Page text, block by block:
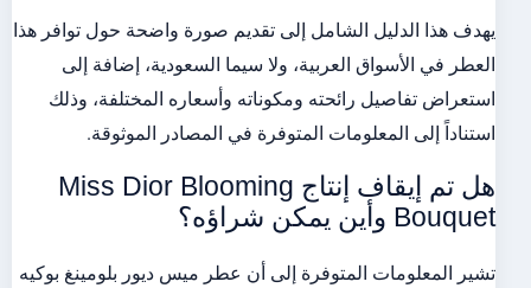
يهدف هذا الدليل الشامل إلى تقديم صورة واضحة حول توافر هذا
العطر في الأسواق العربية، ولا سيما السعودية، إضافة إلى
استعراض تفاصيل رائحته ومكوناته وأسعاره المختلفة، وذلك
استناداً إلى المعلومات المتوفرة في المصادر الموثوقة.
هل تم إيقاف إنتاج Miss Dior Blooming
Bouquet وأين يمكن شراؤه؟
تشير المعلومات المتوفرة إلى أن عطر ميس ديور بلومينغ بوكيه